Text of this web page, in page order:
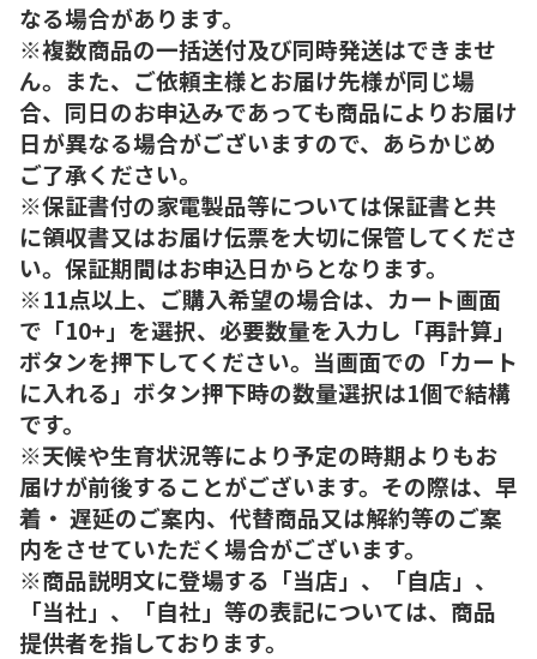
なる場合があります。
※複数商品の一括送付及び同時発送はできませ
ん。また、ご依頼主様とお届け先様が同じ場
合、同日のお申込みであっても商品によりお届け
日が異なる場合がございますので、あらかじめ
ご了承ください。
※保証書付の家電製品等については保証書と共
に領収書又はお届け伝票を大切に保管してくださ
い。保証期間はお申込日からとなります。
※11点以上、ご購入希望の場合は、カート画面
で「10+」を選択、必要数量を入力し「再計算」
ボタンを押下してください。当画面での「カート
に入れる」ボタン押下時の数量選択は1個で結構
です。
※天候や生育状況等により予定の時期よりもお
届けが前後することがございます。その際は、早
着・ 遅延のご案内、代替商品又は解約等のご案
内をさせていただく場合がございます。
※商品説明文に登場する「当店」、「自店」、
「当社」、「自社」等の表記については、商品
提供者を指しております。